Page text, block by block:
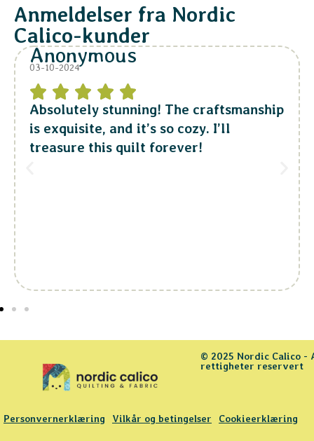
Anmeldelser fra Nordic
Calico-kunder
Anonymous
03-10-2024
Absolutely stunning! The craftsmanship
is exquisite, and it’s so cozy. I’ll
treasure this quilt forever!
© 2025 Nordic Calico -
rettigheter reservert
Personvernerklæring Vilkår og betingelser Cookieerklæring